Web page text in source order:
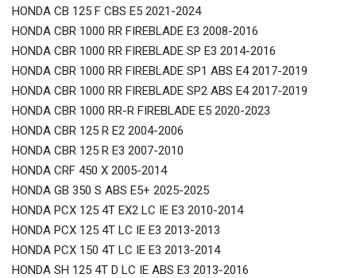
HONDA CB 125 F CBS E5 2021-2024
HONDA CBR 1000 RR FIREBLADE E3 2008-2016
HONDA CBR 1000 RR FIREBLADE SP E3 2014-2016
HONDA CBR 1000 RR FIREBLADE SP1 ABS E4 2017-2019
HONDA CBR 1000 RR FIREBLADE SP2 ABS E4 2017-2019
HONDA CBR 1000 RR-R FIREBLADE E5 2020-2023
HONDA CBR 125 R E2 2004-2006
HONDA CBR 125 R E3 2007-2010
HONDA CRF 450 X 2005-2014
HONDA GB 350 S ABS E5+ 2025-2025
HONDA PCX 125 4T EX2 LC IE E3 2010-2014
HONDA PCX 125 4T LC IE E3 2013-2013
HONDA PCX 150 4T LC IE E3 2013-2014
HONDA SH 125 4T D LC IE ABS E3 2013-2016